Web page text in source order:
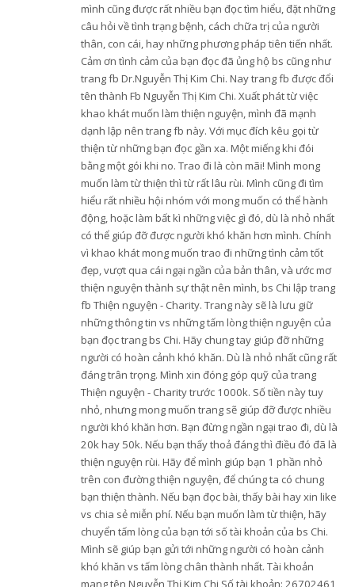
mình cũng được rất nhiều bạn đọc tìm hiểu, đặt những
câu hỏi về tình trạng bệnh, cách chữa trị của người
thân, con cái, hay những phương pháp tiên tiến nhất.
Cảm ơn tình cảm của bạn đọc đã ủng hộ bs cũng như
trang fb Dr.Nguyễn Thị Kim Chi. Nay trang fb được đổi
tên thành Fb Nguyễn Thị Kim Chi. Xuất phát từ việc
khao khát muốn làm thiện nguyện, mình đã mạnh
dạnh lập nên trang fb này. Với mục đích kêu gọi từ
thiện từ những bạn đọc gần xa. Một miếng khi đói
bằng một gói khi no. Trao đi là còn mãi! Mình mong
muốn làm từ thiện thì từ rất lâu rùi. Mình cũng đi tìm
hiểu rất nhiều hội nhóm với mong muốn có thể hành
động, hoặc làm bất kì những việc gì đó, dù là nhỏ nhất
có thể giúp đỡ được người khó khăn hơn mình. Chính
vì khao khát mong muốn trao đi những tình cảm tốt
đẹp, vượt qua cái ngại ngần của bản thân, và ước mơ
thiện nguyện thành sự thật nên mình, bs Chi lập trang
fb Thiện nguyện - Charity. Trang này sẽ là lưu giữ
những thông tin vs những tấm lòng thiện nguyện của
bạn đọc trang bs Chi. Hãy chung tay giúp đỡ những
người có hoàn cảnh khó khăn. Dù là nhỏ nhất cũng rất
đáng trân trọng. Mình xin đóng góp quỹ của trang
Thiện nguyện - Charity trước 1000k. Số tiền này tuy
nhỏ, nhưng mong muốn trang sẽ giúp đỡ được nhiều
người khó khăn hơn. Bạn đừng ngần ngại trao đi, dù là
20k hay 50k. Nếu bạn thấy thoả đáng thì điều đó đã là
thiện nguyện rùi. Hãy để mình giúp bạn 1 phần nhỏ
trên con đường thiện nguyện, để chúng ta có chung
bạn thiện thành. Nếu bạn đọc bài, thấy bài hay xin like
vs chia sẻ miễn phí. Nếu bạn muốn làm từ thiện, hãy
chuyển tấm lòng của bạn tới số tài khoản của bs Chi.
Mình sẽ giúp bạn gửi tới những người có hoàn cảnh
khó khăn vs tấm lòng chân thành nhất. Tài khoản
mang tên Nguyễn Thị Kim Chi Số tài khoản: 26702461